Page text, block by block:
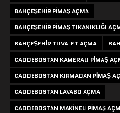
BAHÇEŞEHIR PIMAŞ AÇMA
BAHÇEŞEHIR PIMAŞ TIKANIKLIĞI
BAHÇEŞEHIR TUVALET AÇMA
CADDEBOSTAN KAMERALI PIMAŞ
CADDEBOSTAN KIRMADAN PIMAŞ
CADDEBOSTAN LAVABO AÇMA
CADDEBOSTAN MAKINELI PIMAŞ